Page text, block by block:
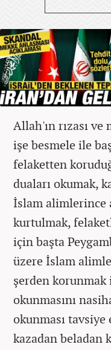
Allah'ın rızası ve
işe besmele ile
felaketten
duaları okumak,
İslam alimlerince
kurtulmak,
için başta
üzere İslam
şerden
okunmasını
okunması
kazadan beladan